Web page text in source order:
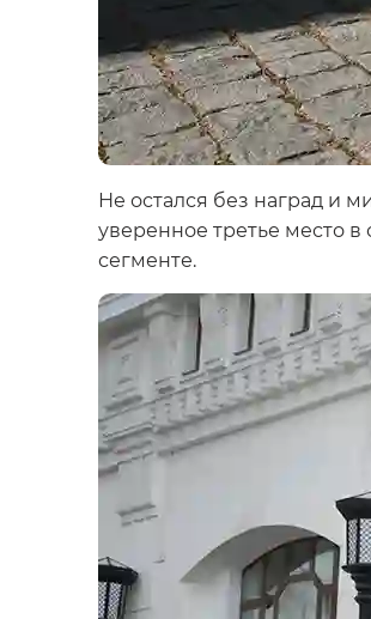
Не остался без наград и
уверенное третье место
сегменте.